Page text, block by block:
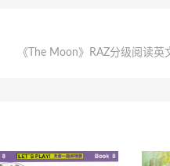
《The Moon》RAZ分级阅读